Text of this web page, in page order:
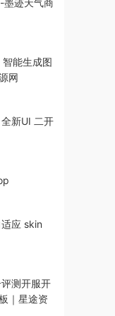
墨迹天气商
能生成图
网
新UI 二开
应 skin
测开服开
｜星途资